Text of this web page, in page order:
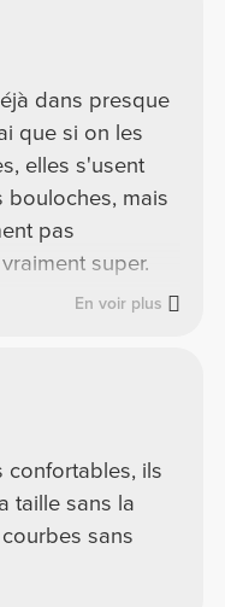
dans presque
que si on les
elles s'usent
bouloches, mais
pas
super.
En voir plus
confortables, ils
taille sans la
sans